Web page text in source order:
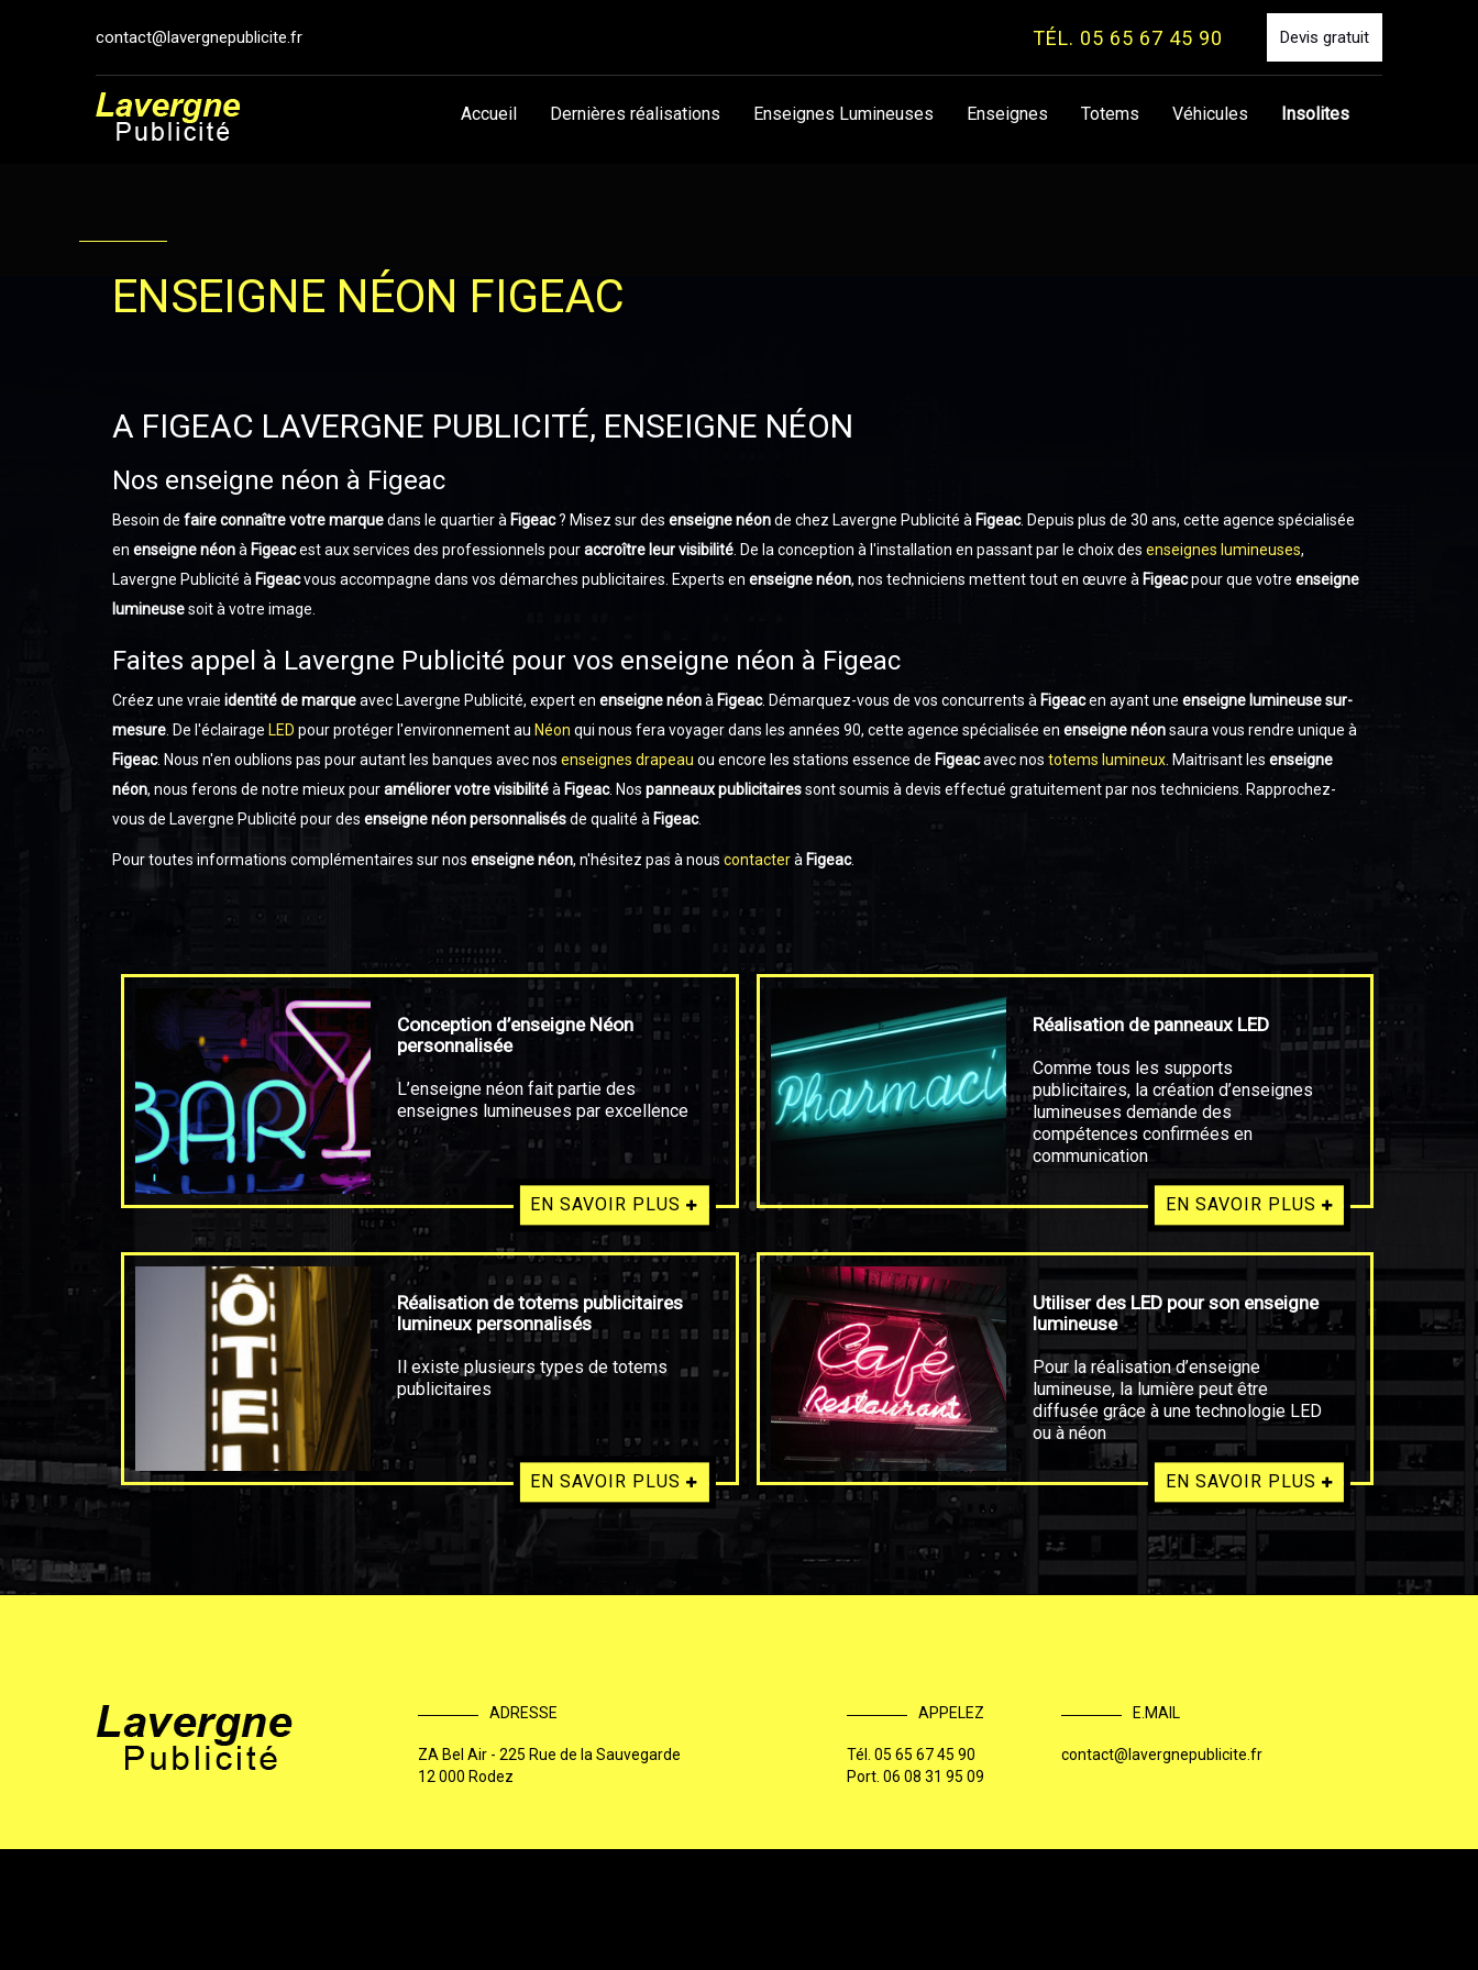
contact@lavergnepublicite.fr TÉL. 05 65 67 45 90 Devis gratuit
Accueil Dernières réalisations Enseignes Lumineuses Enseignes Totems Véhicules Insolites
ENSEIGNE NÉON FIGEAC
A FIGEAC LAVERGNE PUBLICITÉ, ENSEIGNE NÉON
Nos enseigne néon à Figeac
Besoin de faire connaître votre marquedans le quartier à Figeac? Misez sur des enseigne néonde chez Lavergne Publicité à Figeac. Depuis plus de 30 ans, cette agence spécialisée
en enseigne néonà Figeacest aux services des professionnels pouraccroître leur visibilité . De la conception à l'installation en passant par le choix des enseignes lumineuses,
Lavergne Publicité à Figeacvous accompagne dans vos démarches publicitaires. Experts en enseigne néon, nos techniciens mettent tout en œuvre à Figeacpour que votre enseigne
lumineusesoit à votre image.
Faites appel à Lavergne Publicité pour vos enseigne néon à Figeac
Créez une vraie identité de marqueavec Lavergne Publicité, expert en enseigne néonà Figeac. Démarquez-vous de vos concurrents à Figeacen ayant une enseigne lumineuse sur-
mesure . De l'éclairage LED pour protéger l'environnement au Néon qui nous fera voyager dans les années 90, cette agence spécialisée en enseigne néonsaura vous rendre unique à
Figeac. Nous n'en oublions pas pour autant les banques avec nos enseignes drapeau ou encore les stations essence de Figeacavec nos totems lumineux . Maitrisant les enseigne
néon, nous ferons de notre mieux pouraméliorer votre visibilitéà Figeac. Nos panneaux publicitairessont soumis à devis effectué gratuitement par nos techniciens. Rapprochez-
vous de Lavergne Publicité pour des enseigne néonpersonnalisésde qualité à Figeac.
Pour toutes informations complémentaires sur nos enseigne néon, n'hésitez pas à nous contacterà Figeac.
Conception d’enseigne Néon
personnalisée
L’enseigne néon fait partie des
enseignes lumineuses par excellence
EN SAVOIR PLUS
Réalisation de panneaux LED
Comme tous les supports
publicitaires, la création d’enseignes
lumineuses demande des
compétences confirmées en
communication
EN SAVOIR PLUS
Réalisation de totems publicitaires
lumineux personnalisés
Il existe plusieurs types de totems
publicitaires
EN SAVOIR PLUS
Utiliser des LED pour son enseigne
lumineuse
Pour la réalisation d’enseigne
lumineuse, la lumière peut être
diffusée grâce à une technologie LED
ou à néon
EN SAVOIR PLUS
ADRESSE
ZA Bel Air - 225 Rue de la Sauvegarde
12 000 Rodez
APPELEZ
Tél. 05 65 67 45 90
Port. 06 08 31 95 09
E.MAIL
contact@lavergnepublicite.fr